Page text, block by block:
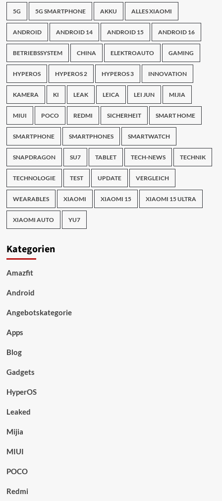
5G 5G SMARTPHONE AKKU ALLES XIAOMI
ANDROID ANDROID 14 ANDROID 15 ANDROID 16
BETRIEBSSYSTEM CHINA ELEKTROAUTO GAMING
HYPEROS HYPEROS 2 HYPEROS 3 INNOVATION
KAMERA KI LEAK LEICA LEI JUN MIJIA
MIUI POCO REDMI SICHERHEIT SMART HOME
SMARTPHONE SMARTPHONES SMARTWATCH
SNAPDRAGON SU7 TABLET TECH-NEWS TECHNIK
TECHNOLOGIE TEST UPDATE VERGLEICH
WEARABLES XIAOMI XIAOMI 15 XIAOMI 15 ULTRA
XIAOMI AUTO YU7
Kategorien
Amazfit
Android
Angebotskategorie
Apps
Blog
Gadgets
HyperOS
Leaked
Mijia
MIUI
POCO
Redmi